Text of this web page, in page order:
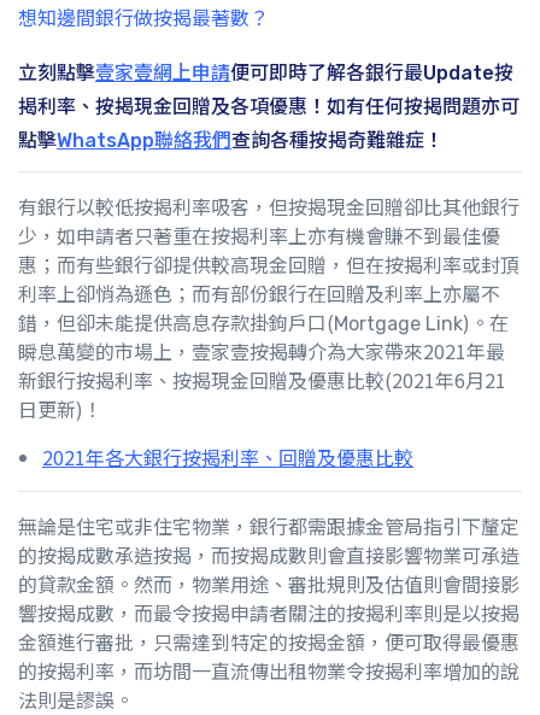
想知邊間銀行做按揭最著數？
立刻點擊壹家壹網上申請便可即時了解各銀行最Update按
揭利率、按揭現金回贈及各項優惠！如有任何按揭問題亦可
點擊WhatsApp聯絡我們查詢各種按揭奇難雜症！
有銀行以較低按揭利率吸客，但按揭現金回贈卻比其他銀行
少，如申請者只著重在按揭利率上亦有機會賺不到最佳優
惠；而有些銀行卻提供較高現金回贈，但在按揭利率或封頂
利率上卻悄為遜色；而有部份銀行在回贈及利率上亦屬不
錯，但卻未能提供高息存款掛鉤戶口(Mortgage Link)。在
瞬息萬變的市場上，壹家壹按揭轉介為大家帶來2021年最
新銀行按揭利率、按揭現金回贈及優惠比較(2021年6月21
日更新)！
2021年各大銀行按揭利率、回贈及優惠比較
無論是住宅或非住宅物業，銀行都需跟據金管局指引下釐定
的按揭成數承造按揭，而按揭成數則會直接影響物業可承造
的貸款金額。然而，物業用途、審批規則及估值則會間接影
響按揭成數，而最令按揭申請者關注的按揭利率則是以按揭
金額進行審批，只需達到特定的按揭金額，便可取得最優惠
的按揭利率，而坊間一直流傳出租物業令按揭利率增加的說
法則是謬誤。